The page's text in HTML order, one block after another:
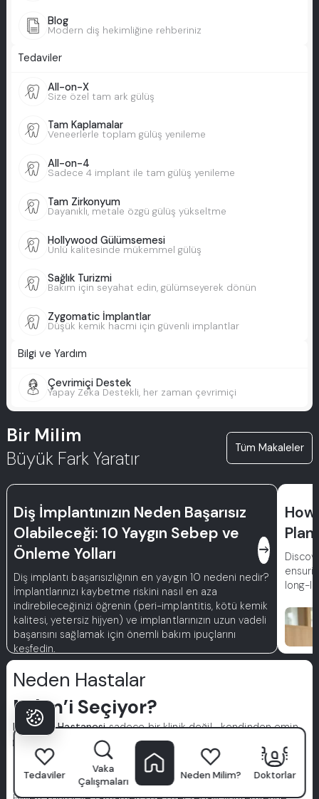
Blog
Modern diş hekimliğine rehberiniz
Tedaviler
All-on-X
Size özel tam ark gülüş
Tam Kaplamalar
Veneerlerle toplam gülüş yenileme
All-on-4
Sadece 4 implant ile tam gülüş yenileme
Tam Zirkonyum
Dayanıklı, metale özgü gülüş yükseltme
Hollywood Gülümsemesi
Ünlü kalitesinde mükemmel gülüş
Sağlık Turizmi
Bakım için seyahat edin, gülümseyerek dönün
Zygomatic İmplantlar
Düşük kemik hacmi için güvenli implantlar
Bilgi ve Yardım
Çevrimiçi Destek
Yapay Zeka Destekli, her zaman çevrimiçi
Bir Milim
Büyük Fark Yaratır
Tüm Makaleler
Diş İmplantınızın Neden Başarısız
Olabileceği: 10 Yaygın Sebep ve
Önleme Yolları
east
Diş implantı başarısızlığının en yaygın 10 nedeni nedir?
İmplantlarınızı kaybetme riskini nasıl en aza
indirebileceğinizi öğrenin (peri-implantitis, kötü kemik
kalitesi, yetersiz hijyen) ve implantlarınızın uzun vadeli
başarısını sağlamak için önemli bakım ipuçlarını
keşfedin.
long-
Neden Hastalar
Milim’i Seçiyor?
Milim Diş Hastanesisadece bir klinik değil—kendinden emin
gülüşlerin başladığı yerdir. Dünya standartlarında
uzmanlardan oluşan bir ekip, gelişmiş teknoloji ve hasta
odaklı yaklaşımımızla, diş bakımını premium bir deneyime
dönüştürüyoruz.
Tedaviler
Vaka
Çalışmaları
Neden Milim? Doktorlar